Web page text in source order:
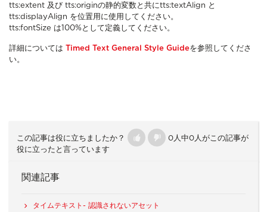
tts:extent 及び tts:originの静的変数と共にtts:textAlign と
tts:displayAlign を位置用に使用してください。
tts:fontSize は100%として定義してください。
詳細については Timed Text General Style Guideを参照してくださ
い。
この記事は役に立ちましたか？
0人中0人がこの記事が
役に立ったと言っています
関連記事
タイムテキスト- 認識されないアセット